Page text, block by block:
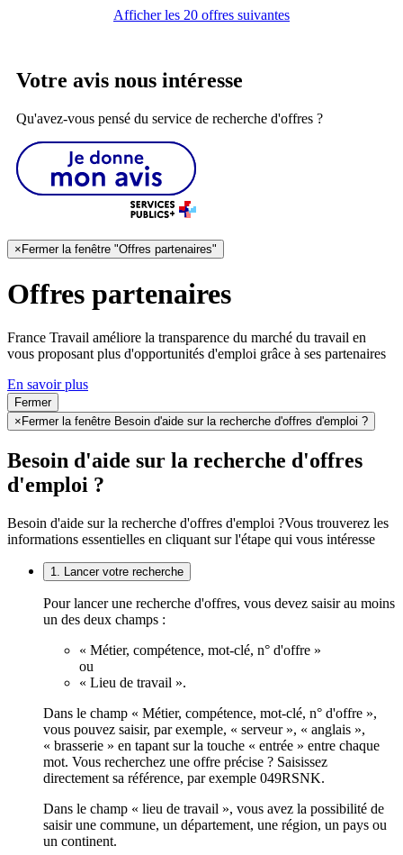
Afficher les 20 offres suivantes
Votre avis nous intéresse
Qu'avez-vous pensé du service de recherche d'offres ?
×Fermer la fenêtre "Offres partenaires"
Offres partenaires
France Travail améliore la transparence du marché du travail en
vous proposant plus d'opportunités d'emploi grâce à ses partenaires
En savoir plus
Fermer
× Fermer la fenêtre Besoin d'aide sur la recherche d'offres d'emploi ?
Besoin d'aide sur la recherche d'offres
d'emploi ?
Besoin d'aide sur la recherche d'offres d'emploi ?Vous trouverez les
informations essentielles en cliquant sur l'étape qui vous intéresse
1. Lancer votre recherche
Pour lancer une recherche d'offres, vous devez saisir au moins
un des deux champs :
« Métier, compétence, mot-clé, n° d'offre »
ou
« Lieu de travail ».
Dans le champ « Métier, compétence, mot-clé, n° d'offre »,
vous pouvez saisir, par exemple, « serveur », « anglais »,
« brasserie » en tapant sur la touche « entrée » entre chaque
mot. Vous recherchez une offre précise ? Saisissez
directement sa référence, par exemple 049RSNK.
Dans le champ « lieu de travail », vous avez la possibilité de
saisir une commune, un département, une région, un pays ou
un continent.